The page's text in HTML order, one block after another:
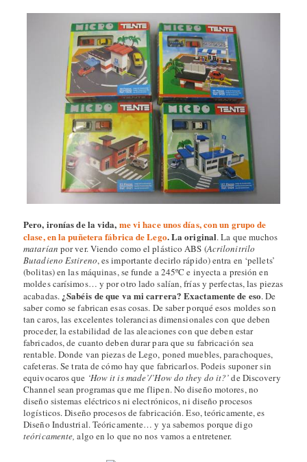
Pero, ironías de la vida, me vi hace unos días, con un grupo de
clase, en la puñetera fábrica de Lego. La original. La que muchos
matarían por ver. Viendo como el plástico ABS (Acrilonitrilo
Butadieno Estireno, es importante decirlo rápido) entra en ‘pellets’
(bolitas) en las máquinas, se funde a 245ºC e inyecta a presión en
moldes carísimos… y por otro lado salían, frías y perfectas, las piezas
acabadas. ¿Sabéis de que va mi carrera?Exactamente de eso. De
saber como se fabrican esas cosas. De saber porqué esos moldes son
tan caros, las excelentes tolerancias dimensionales con que deben
proceder, la estabilidad de las aleaciones con que deben estar
fabricados, de cuanto deben durar para que su fabricación sea
rentable. Donde van piezas de Lego, poned muebles, parachoques,
cafeteras. Se trata de cómo hay que fabricarlos. Podeis suponer sin
equivocaros que ‘How it is made’/’How do they do it?’de Discovery
Channel sean programas que me flipen. No diseño motores, no
diseño sistemas eléctricos ni electrónicos, ni diseño procesos
logísticos. Diseño procesos de fabricación. Eso, teóricamente, es
Diseño Industrial. Teóricamente… y ya sabemos porque digo
teóricamente, algo en lo que no nos vamos a entretener.